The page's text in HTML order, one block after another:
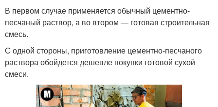
В первом случае применяется обычный цементно-
песчаный раствор, а во втором — готовая строительная
смесь.
С одной стороны, приготовление цементно-песчаного
раствора обойдется дешевле покупки готовой сухой
смеси.